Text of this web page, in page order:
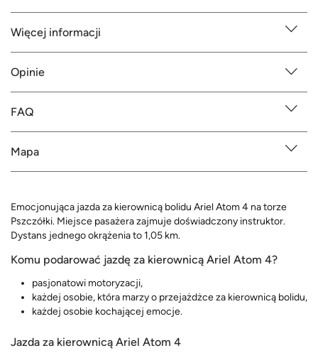
Więcej informacji
Opinie
FAQ
Mapa
Emocjonująca jazda za kierownicą bolidu Ariel Atom 4 na torze
Pszczółki. Miejsce pasażera zajmuje doświadczony instruktor.
Dystans jednego okrążenia to 1,05 km.
Komu podarować jazdę za kierownicą Ariel Atom 4?
pasjonatowi motoryzacji,
każdej osobie, która marzy o przejażdżce za kierownicą bolidu,
każdej osobie kochającej emocje.
Jazda za kierownicą Ariel Atom 4